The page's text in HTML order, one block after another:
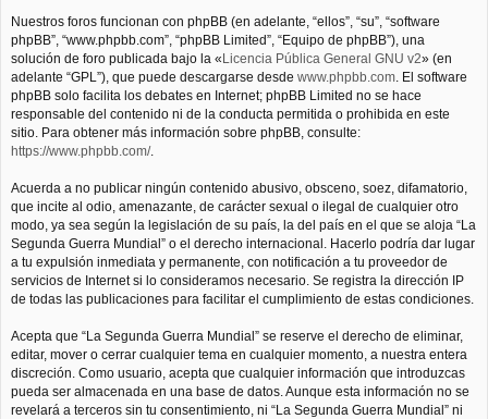
Nuestros foros funcionan con phpBB (en adelante, “ellos”, “su”, “software
phpBB”, “www.phpbb.com”, “phpBB Limited”, “Equipo de phpBB”), una
solución de foro publicada bajo la «Licencia Pública General GNU v2» (en
adelante “GPL”), que puede descargarse desde www.phpbb.com. El software
phpBB solo facilita los debates en Internet; phpBB Limited no se hace
responsable del contenido ni de la conducta permitida o prohibida en este
sitio. Para obtener más información sobre phpBB, consulte:
https://www.phpbb.com/.
Acuerda a no publicar ningún contenido abusivo, obsceno, soez, difamatorio,
que incite al odio, amenazante, de carácter sexual o ilegal de cualquier otro
modo, ya sea según la legislación de su país, la del país en el que se aloja “La
Segunda Guerra Mundial” o el derecho internacional. Hacerlo podría dar lugar
a tu expulsión inmediata y permanente, con notificación a tu proveedor de
servicios de Internet si lo consideramos necesario. Se registra la dirección IP
de todas las publicaciones para facilitar el cumplimiento de estas condiciones.
Acepta que “La Segunda Guerra Mundial” se reserve el derecho de eliminar,
editar, mover o cerrar cualquier tema en cualquier momento, a nuestra entera
discreción. Como usuario, acepta que cualquier información que introduzcas
pueda ser almacenada en una base de datos. Aunque esta información no se
revelará a terceros sin tu consentimiento, ni “La Segunda Guerra Mundial” ni